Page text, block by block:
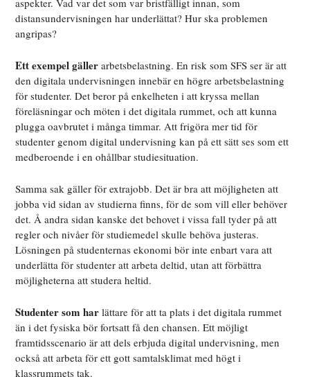
aspekter. Vad var det som var bristfälligt innan, som
distansundervisningen har underlättat? Hur ska problemen
angripas?
Ett exempel gäller arbetsbelastning. En risk som SFS ser är att
den digitala undervisningen innebär en högre arbetsbelastning
för studenter. Det beror på enkelheten i att kryssa mellan
föreläsningar och möten i det digitala rummet, och att kunna
plugga oavbrutet i många timmar. Att frigöra mer tid för
studenter genom digital undervisning kan på ett sätt ses som ett
medberoende i en ohållbar studiesituation.
Samma sak gäller för extrajobb. Det är bra att möjligheten att
jobba vid sidan av studierna finns, för de som vill eller behöver
det. Å andra sidan kanske det behovet i vissa fall tyder på att
regler och nivåer för studiemedel skulle behöva justeras.
Lösningen på studenternas ekonomi bör inte enbart vara att
underlätta för studenter att arbeta deltid, utan att förbättra
möjligheterna att studera heltid.
Studenter som har lättare för att ta plats i det digitala rummet
än i det fysiska bör fortsatt få den chansen. Ett möjligt
framtidsscenario är att dels erbjuda digital undervisning, men
också att arbeta för ett gott samtalsklimat med högt i
klassrummets tak.